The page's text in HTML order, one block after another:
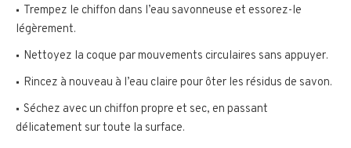
Trempez le chiffon dans l’eau savonneuse et essorez-le
légèrement.
Nettoyez la coque par mouvements circulaires sans appuyer.
Rincez à nouveau à l’eau claire pour ôter les résidus de savon.
Séchez avec un chiffon propre et sec, en passant
délicatement sur toute la surface.